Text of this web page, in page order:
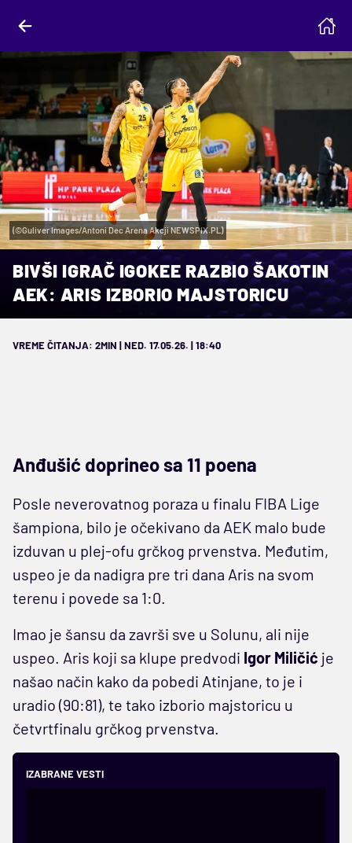
(©Guliver Images/Antoni Dec Arena Akcji NEWSPIX.PL)
BIVŠI IGRAČ IGOKEE RAZBIO ŠAKOTIN
AEK: ARIS IZBORIO MAJSTORICU
VREME ČITANJA: 2MIN | NED. 17.05.26. | 18:40
Anđušić doprineo sa 11 poena
Posle neverovatnog poraza u finalu FIBA Lige
šampiona, bilo je očekivano da AEK malo bude
izduvan u plej-ofu grčkog prvenstva. Međutim,
uspeo je da nadigra pre tri dana Aris na svom
terenu i povede sa 1:0.
Imao je šansu da završi sve u Solunu, ali nije
uspeo. Aris koji sa klupe predvodi Igor Miličić je
našao način kako da pobedi Atinjane, to je i
uradio (90:81), te tako izborio majstoricu u
četvrtfinalu grčkog prvenstva.
IZABRANE VESTI